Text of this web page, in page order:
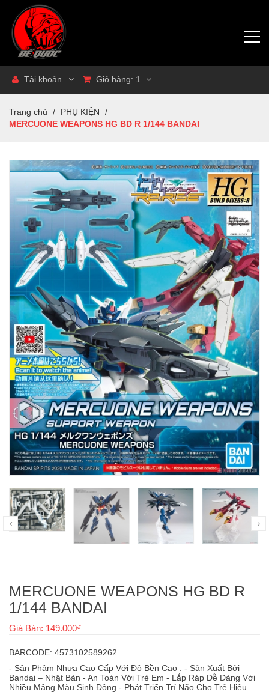
Tài khoản Giỏ hàng: 1
Trang chủ / PHỤ KIỆN
/
MERCUONE WEAPONS HG BD R 1/144 BANDAI
MERCUONE WEAPONS HG BD R
1/144 BANDAI
Giá Bán: 149.000₫
BARCODE: 4573102589262
- Sản Phậm Nhựa Cao Cấp Với Độ Bền Cao . - Sản Xuất Bởi
Bandai – Nhật Bản - An Toàn Với Trẻ Em - Lắp Ráp Dễ Dàng Với
Nhiều Mảng Màu Sinh Động - Phát Triển Trí Não Cho Trẻ Hiệu